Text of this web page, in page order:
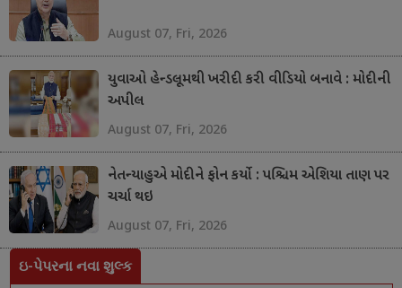
August 07, Fri, 2026
યુવાઓ હેન્ડલૂમથી ખરીદી કરી વીડિયો બનાવે : મોદીની
અપીલ
August 07, Fri, 2026
નેતન્યાહુએ મોદીને ફોન કર્યો : પશ્ચિમ એશિયા તાણ પર
ચર્ચા થઇ
August 07, Fri, 2026
ઇ-પેપરના નવા શુલ્ક